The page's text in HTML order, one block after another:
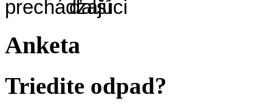
Anketa
Triedite odpad?